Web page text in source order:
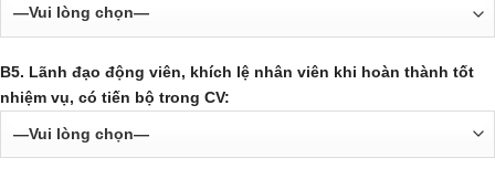
B5. Lãnh đạo động viên, khích lệ nhân viên khi hoàn thành tốt
nhiệm vụ, có tiến bộ trong CV: